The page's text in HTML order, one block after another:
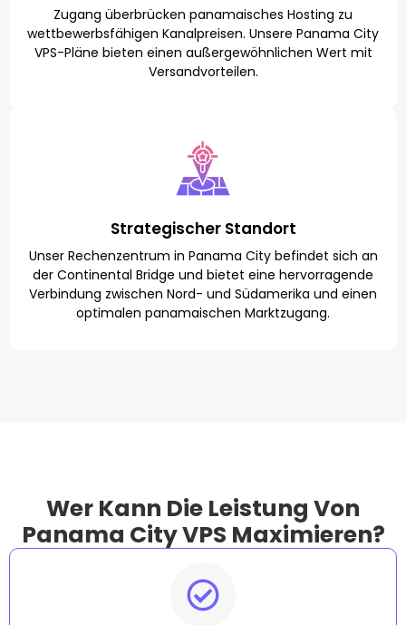
Zugang überbrücken panamaisches Hosting zu
wettbewerbsfähigen Kanalpreisen. Unsere Panama City
VPS-Pläne bieten einen außergewöhnlichen Wert mit
Versandvorteilen.
Strategischer Standort
Unser Rechenzentrum in Panama City befindet sich an
der Continental Bridge und bietet eine hervorragende
Verbindung zwischen Nord- und Südamerika und einen
optimalen panamaischen Marktzugang.
Wer Kann Die Leistung Von
Panama City VPS Maximieren?